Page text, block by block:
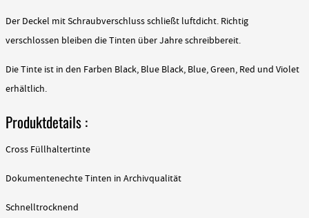
Der Deckel mit Schraubverschluss schließt luftdicht. Richtig
verschlossen bleiben die Tinten über Jahre schreibbereit.
Die Tinte ist in den Farben Black, Blue Black, Blue, Green, Red und Violet
erhältlich.
Produktdetails :
Cross Füllhaltertinte
Dokumentenechte Tinten in Archivqualität
Schnelltrocknend